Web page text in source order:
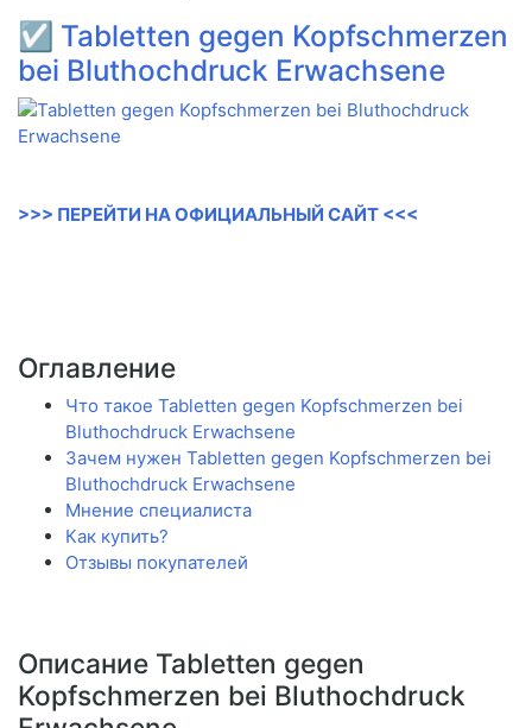
☑ Tabletten gegen Kopfschmerzen
bei Bluthochdruck Erwachsene
>>> ПЕРЕЙТИ НА ОФИЦИАЛЬНЫЙ САЙТ <<<
Оглавление
Что такое Tabletten gegen Kopfschmerzen bei
Bluthochdruck Erwachsene
Зачем нужен Tabletten gegen Kopfschmerzen bei
Bluthochdruck Erwachsene
Мнение специалиста
Как купить?
Отзывы покупателей
Описание Tabletten gegen
Kopfschmerzen bei Bluthochdruck